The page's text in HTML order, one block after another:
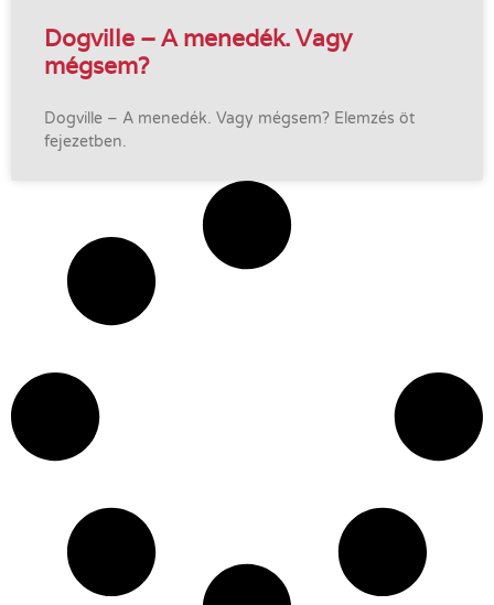
Dogville – A menedék. Vagy
mégsem?
Dogville – A menedék. Vagy mégsem? Elemzés öt
fejezetben.